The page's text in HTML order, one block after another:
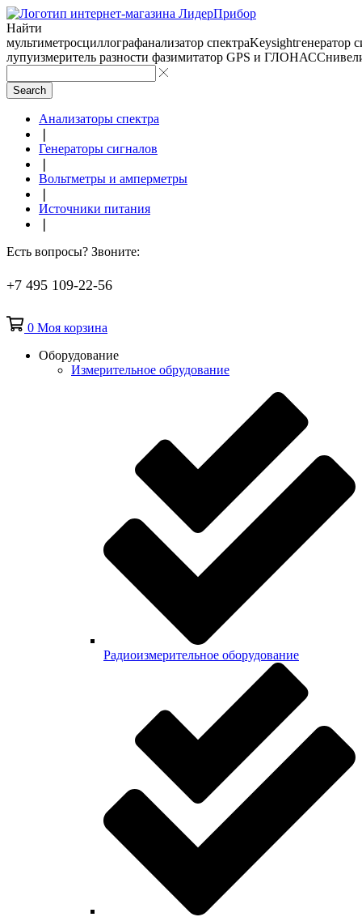
Найти
мультиметросциллографанализатор спектраKeysightгенератор
лупуизмеритель разности фазимитатор GPS и ГЛОНАСС
Search
Анализаторы спектра
Генераторы сигналов
Вольтметры и амперметры
Источники питания
Есть вопросы? Звоните:
+7 495 109-22-56
0 Моя корзина
Оборудование
Измерительное обрудование
Радиоизмерительное оборудование